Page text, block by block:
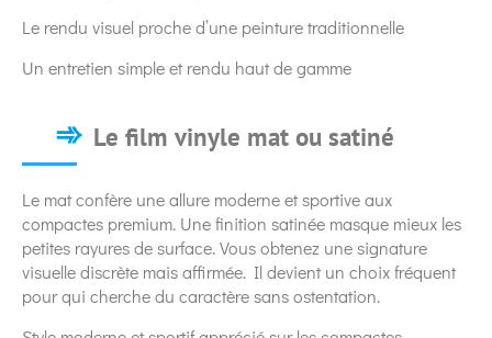
Le rendu visuel proche d’une peinture traditionnelle
Un entretien simple et rendu haut de gamme
Le film vinyle mat ou satiné
Le mat confère une allure moderne et sportive aux
compactes premium. Une finition satinée masque mieux les
petites rayures de surface. Vous obtenez une signature
visuelle discrète mais affirmée. Il devient un choix fréquent
pour qui cherche du caractère sans ostentation.